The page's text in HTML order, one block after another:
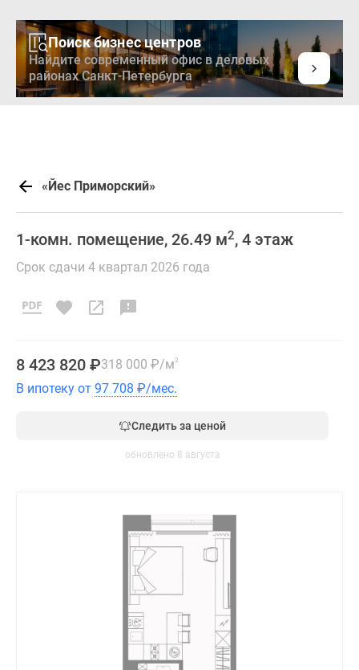
Поиск бизнес центров
Найдите современный офис в деловых
районах Санкт-Петербурга
«Йес Приморский»
1-комн. помещение, 26.49 м2, 4 этаж
Срок сдачи 4 квартал 2026 года
8 423 820 ₽318 000 ₽/м2
В ипотеку от 97 708 ₽/мес.
Следить за ценой
обновлено 8 августа